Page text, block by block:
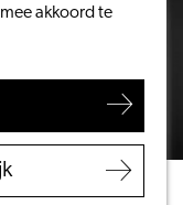
akkoord te
Met kinderen
VVV Leiden
Bereikbaarheid